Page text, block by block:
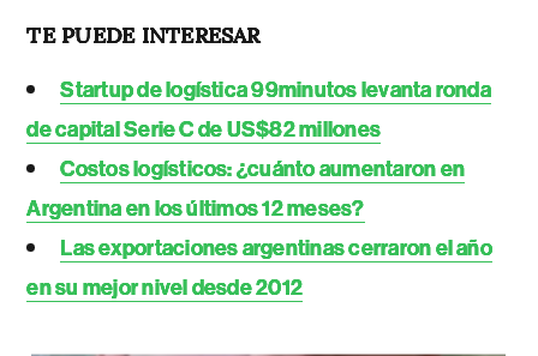
TE PUEDE INTERESAR
Startup de logística 99minutos levanta ronda
de capital Serie C de US$82 millones
Costos logísticos: ¿cuánto aumentaron en
Argentina en los últimos 12 meses?
Las exportaciones argentinas cerraron el año
en su mejor nivel desde 2012